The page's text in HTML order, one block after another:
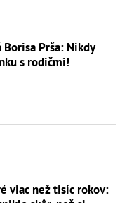
Borisa Prša: Nikdy
s rodičmi!
viac než tisíc rokov: